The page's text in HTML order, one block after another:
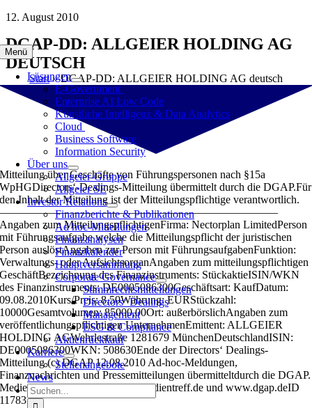
Zum
springen
Menü
Lösungen
E-Government
Enterprise AI Low Code
Künstliche Intelligenz & Data Analytics
Cloud
Business Software
Information Security
Über uns
Allgeier-Gruppe
Allgeier SE
Investor Relations
Finanzberichte & Publikationen
Ad hoc-Mitteilungen
Finanzanalysen
Finanzkalender
Hauptversammlung
Corporate Governance
Stimmrechtsmitteilungen
Directors‘ Dealings
Management
ESG & Compliance
Aktienrückkauf
Karriere
Stellenangebote
News
Suche
nach:
12. August 2010
DGAP-DD: ALLGEIER HOLDING AG
DEUTSCH
Start»DGAP-DD: ALLGEIER HOLDING AG deutsch
Mitteilung über Geschäfte von Führungspersonen nach §15a
WpHGDirectors‘-Dealings-Mitteilung übermittelt durch die DGAP.Für
den Inhalt der Mitteilung ist der Mitteilungspflichtige verantwortlich.
—————————————————————————
Angaben zum MitteilungspflichtigenFirma: Nectorplan LimitedPerson
mit Führungsaufgabe welche die Mitteilungspflicht der juristischen
Person auslöstAngaben zur Person mit FührungsaufgabenFunktion:
Verwaltungs- oder AufsichtsorganAngaben zum mitteilungspflichtigen
GeschäftBezeichnung des Finanzinstruments: StückaktieISIN/WKN
des Finanzinstruments: DE0005086300Geschäftsart: KaufDatum:
09.08.2010Kurs/Preis: 8,50Währung: EURStückzahl:
10000Gesamtvolumen: 85000,00Ort: außerbörslichAngaben zum
veröffentlichungspflichtigen UnternehmenEmittent: ALLGEIER
HOLDING AGWehrlestraße 1281679 MünchenDeutschlandISIN:
DE0005086300WKN: 508630Ende der Directors‘ Dealings-
Mitteilung (c) DGAP 12.08.2010 Ad-hoc-Meldungen,
Finanznachrichten und Pressemitteilungen übermitteltdurch die DGAP.
Medienarchiv unter www.dgap-medientreff.de und www.dgap.deID
11783